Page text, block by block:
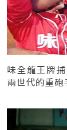
味全龍王牌
兩世代的重砲